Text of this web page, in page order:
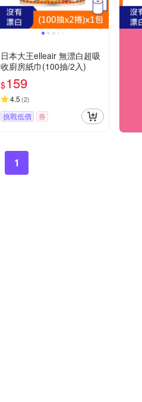
日本大王elleair 無漂白超吸
收廚房紙巾(100抽/2入)
$159
4.5 (2)
挑戰低價 券
1